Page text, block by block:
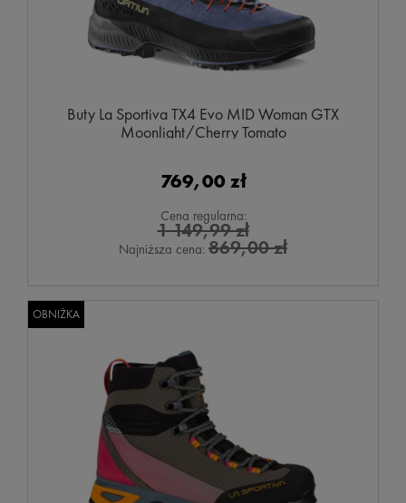
Buty La Sportiva TX4 Evo MID Woman GTX
Moonlight/Cherry Tomato
769,00 zł
Cena regularna:
1 149,99 zł
Najniższa cena: 869,00 zł
OBNIŻKA